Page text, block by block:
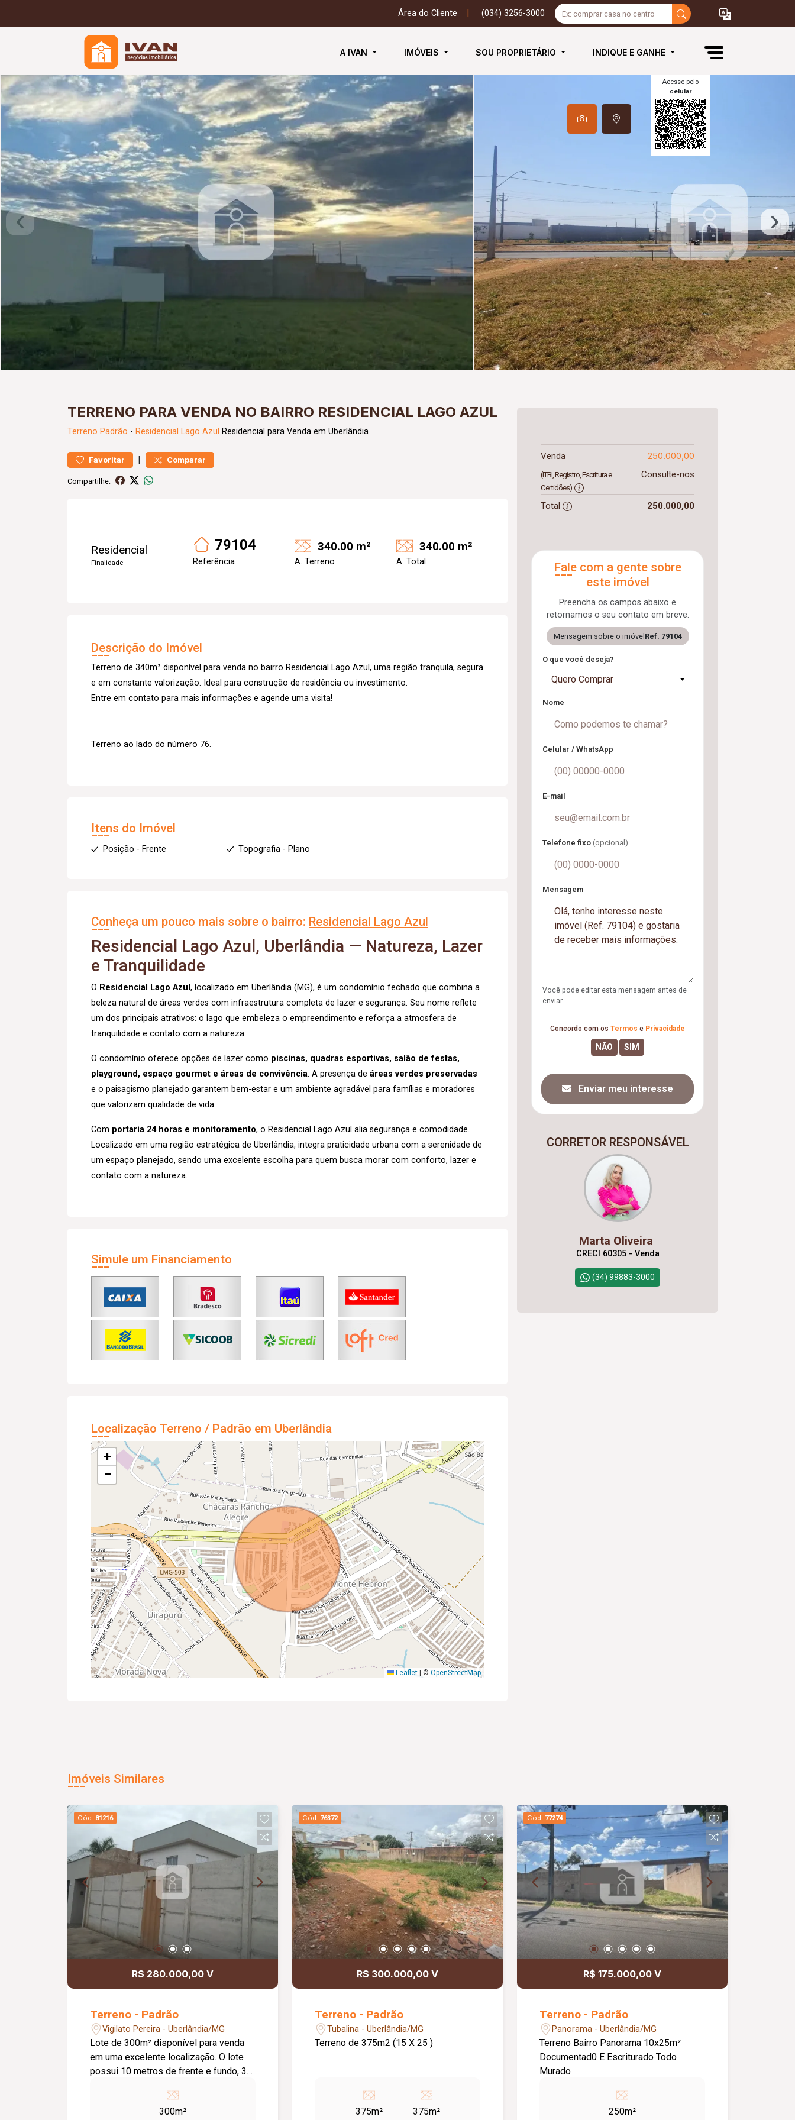
Área do Cliente (034) 3256-3000
A IVAN IMÓVEIS SOU PROPRIETÁRIO INDIQUE E GANHE
Acesse pelo
celular
TERRENO PARA VENDA NO BAIRRO RESIDENCIAL LAGO AZUL
Terreno Padrão - Residencial Lago Azul Residencial para Venda em Uberlândia
Favoritar | Comparar
Compartilhe:
Residencial
Finalidade
79104
Referência
340.00 m²
A. Terreno
340.00 m²
A. Total
Descrição do Imóvel
Terreno de 340m² disponível para venda no bairro Residencial Lago Azul, uma região tranquila, segura
e em constante valorização. Ideal para construção de residência ou investimento.
Entre em contato para mais informações e agende uma visita!
Terreno ao lado do número 76.
Itens do Imóvel
Posição - Frente Topografia - Plano
Conheça um pouco mais sobre o bairro: Residencial Lago Azul
Residencial Lago Azul, Uberlândia — Natureza, Lazer
e Tranquilidade
O Residencial Lago Azul , localizado em Uberlândia (MG), é um condomínio fechado que combina a
beleza natural de áreas verdes com infraestrutura completa de lazer e segurança. Seu nome reflete
um dos principais atrativos: o lago que embeleza o empreendimento e reforça a atmosfera de
tranquilidade e contato com a natureza.
O condomínio oferece opções de lazer como piscinas, quadras esportivas, salão de festas,
playground, espaço gourmet e áreas de convivência. A presença de áreas verdes preservadas
e o paisagismo planejado garantem bem-estar e um ambiente agradável para famílias e moradores
que valorizam qualidade de vida.
Com portaria 24 horas e monitoramento, o Residencial Lago Azul alia segurança e comodidade.
Localizado em uma região estratégica de Uberlândia, integra praticidade urbana com a serenidade de
um espaço planejado, sendo uma excelente escolha para quem busca morar com conforto, lazer e
contato com a natureza.
Simule um Financiamento
Localização Terreno / Padrão em Uberlândia
+
−
Leaflet © OpenStreetMap
Venda 250.000,00
(ITBI, Registro, Escritura e
Certidões)
Consulte-nos
Total 250.000,00
Fale com a gente sobre
este imóvel
Preencha os campos abaixo e
retornamos o seu contato em breve.
Mensagem sobre o imóvel Ref. 79104
O que você deseja?
Quero Comprar
Nome
Celular / WhatsApp
E-mail
Telefone fixo (opcional)
Mensagem
Você pode editar esta mensagem antes de
enviar.
Concordo com os Termos e Privacidade
Enviar meu interesse
CORRETOR RESPONSÁVEL
Marta Oliveira
CRECI 60305 - Venda
(34) 99883-3000
Imóveis Similares
Cód. 81216
R$ 280.000,00 V
Terreno - Padrão
Vigilato Pereira - Uberlândia/MG
Lote de 300m² disponível para venda
em uma excelente localização. O lote
possui 10 metros de frente e fundo, 30
totalizando em 300m² de área total.
Este lote possui uma topografia em
300m²
Cód. 76372
R$ 300.000,00 V
Terreno - Padrão
Tubalina - Uberlândia/MG
Terreno de 375m2 (15 X 25 )
375m² 375m²
Cód. 77274
R$ 175.000,00 V
Terreno - Padrão
Panorama - Uberlândia/MG
Terreno Bairro Panorama 10x25m²
Documentad0 E Escriturado Todo
Murado
250m²